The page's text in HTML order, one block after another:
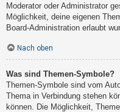
Moderator oder Administrator
Möglichkeit, deine eigenen
Board-Administration erlaubt
Nach oben
Was sind Themen-Symbole?
Themen-Symbole sind vom
Thema in Verbindung stehen
können. Die Möglichkeit,